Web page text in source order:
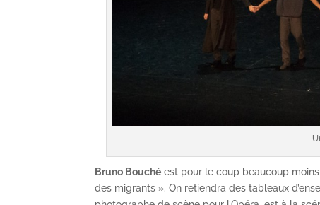
Bruno Bouché est pour le coup beaucoup
des migrants ». On retiendra des tableaux